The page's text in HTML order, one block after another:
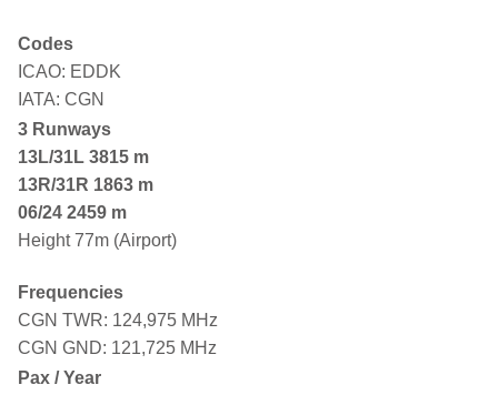
Codes
ICAO: EDDK
IATA: CGN
3 Runways
13L/31L 3815 m
13R/31R 1863 m
06/24 2459 m
Height 77m (Airport)
Frequencies
CGN TWR: 124,975 MHz
CGN GND: 121,725 MHz
Pax / Year